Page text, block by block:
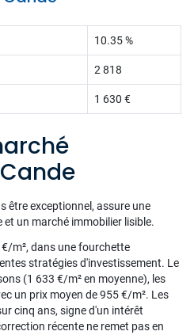
10.35 %
2 818
1 630 €
être exceptionnel, assure une
et un marché immobilier lisible.
m², dans une fourchette
stratégies d'investissement. Le
(1 633 €/m² en moyenne), les
un prix moyen de 955 €/m². Les
cinq ans, signe d'un intérêt
récente ne remet pas en